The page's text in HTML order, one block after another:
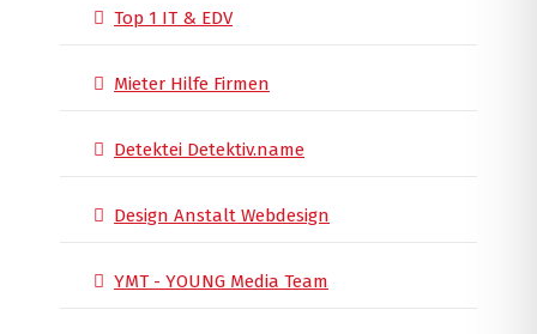
Top 1 IT & EDV
Mieter Hilfe Firmen
Detektei Detektiv.name
Design Anstalt Webdesign
YMT - YOUNG Media Team